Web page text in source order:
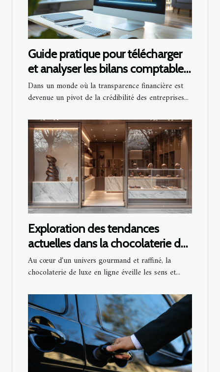
Guide pratique pour télécharger
et analyser les bilans comptables
d'entreprises
Dans un monde où la transparence financière est
devenue un pivot de la crédibilité des entreprises...
Exploration des tendances
actuelles dans la chocolaterie de
luxe en ligne
Au cœur d'un univers gourmand et raffiné, la
chocolaterie de luxe en ligne éveille les sens et...